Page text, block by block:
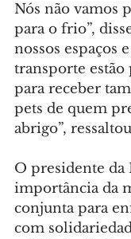
Nós não vamos
para o frio”,
nossos espaços
transporte estão
para receber
pets de quem
abrigo”,
O presidente da
importância da
conjunta para
com